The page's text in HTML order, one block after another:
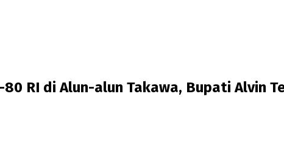
RI di Alun-alun Takawa, Bupati Alvin